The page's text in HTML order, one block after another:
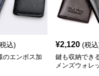
込)
のエンボス加
¥2,120 (税
鍵も収納でき
メンズウォレ